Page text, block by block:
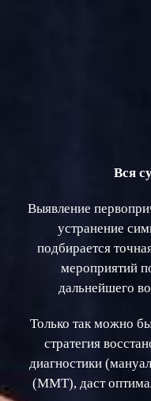
Вся
Выявление
устранение
подбирается
мероприятий
дальнейшего
Только так можно
стратегия
диагностики
(ММТ), даст